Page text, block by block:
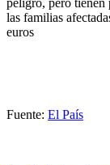
peligro, pero tienen
las familias
euros
Fuente: El País